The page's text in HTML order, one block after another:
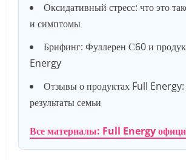
Оксидативный стресс: что это
и симптомы
Брифинг: Фуллерен С60 и
Energy
Отзывы о продуктах Full Energy:
результаты семьи
Все материалы: Full Energy